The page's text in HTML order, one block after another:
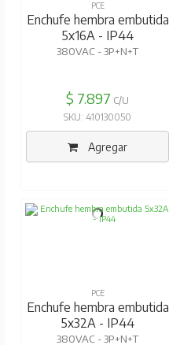
PCE
Enchufe hembra embutida
5x16A - IP44
380VAC - 3P+N+T
$ 7.897 C/U
SKU: 410130050
Agregar
PCE
Enchufe hembra embutida
5x32A - IP44
380VAC - 3P+N+T